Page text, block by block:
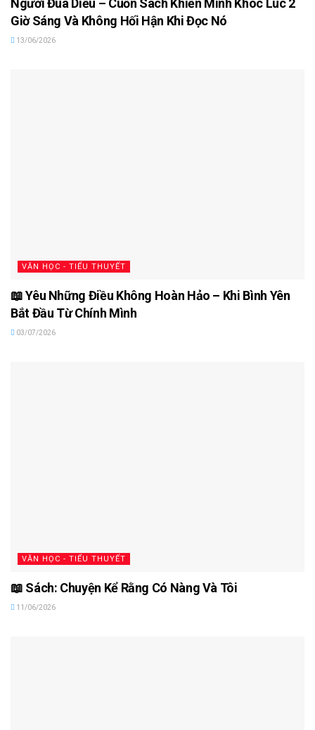
Người Đua Diều – Cuốn Sách Khiến Mình Khóc Lúc 2
Giờ Sáng Và Không Hối Hận Khi Đọc Nó
13/06/2026
VĂN HỌC - TIỂU THUYẾT
📖 Yêu Những Điều Không Hoàn Hảo – Khi Bình Yên
Bắt Đầu Từ Chính Mình
03/07/2026
VĂN HỌC - TIỂU THUYẾT
📖 Sách: Chuyện Kể Rằng Có Nàng Và Tôi
11/06/2026